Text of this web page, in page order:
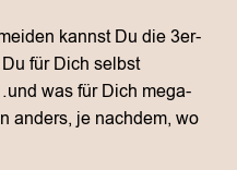
kannst Du die 3er-
für Dich selbst
was für Dich mega-
anders, je nachdem, wo